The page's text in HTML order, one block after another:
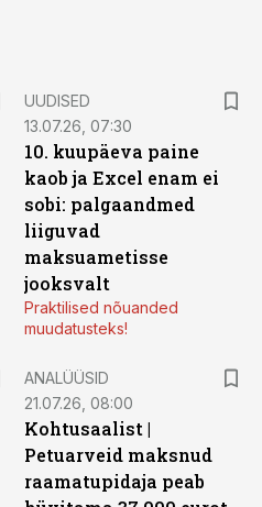
UUDISED
13.07.26, 07:30
10. kuupäeva paine
kaob ja Excel enam ei
sobi: palgaandmed
liiguvad
maksuametisse
jooksvalt
Praktilised nõuanded
muudatusteks!
ANALÜÜSID
21.07.26, 08:00
Kohtusaalist |
Petuarveid maksnud
raamatupidaja peab